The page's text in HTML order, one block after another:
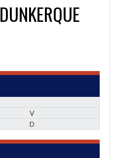
DUNKERQUE
V
D